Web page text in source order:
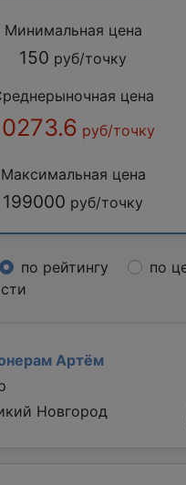
Минимальная цена
150 руб/точку
цена
руб/точку
Максимальная цена
199000 руб/точку
по рейтингу
по
Артём
Новгород